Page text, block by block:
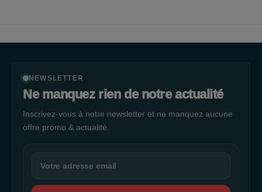
NEWSLETTER
Ne manquez rien de notre actualité
Inscrivez-vous à notre newsletter et ne manquez aucune
offre promo & actualité.